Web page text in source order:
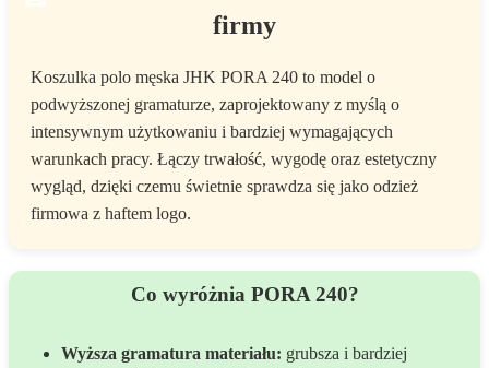
firmy
Koszulka polo męska JHK PORA 240 to model o
podwyższonej gramaturze, zaprojektowany z myślą o
intensywnym użytkowaniu i bardziej wymagających
warunkach pracy. Łączy trwałość, wygodę oraz estetyczny
wygląd, dzięki czemu świetnie sprawdza się jako odzież
firmowa z haftem logo.
Co wyróżnia PORA 240?
Wyższa gramatura materiału: grubsza i bardziej